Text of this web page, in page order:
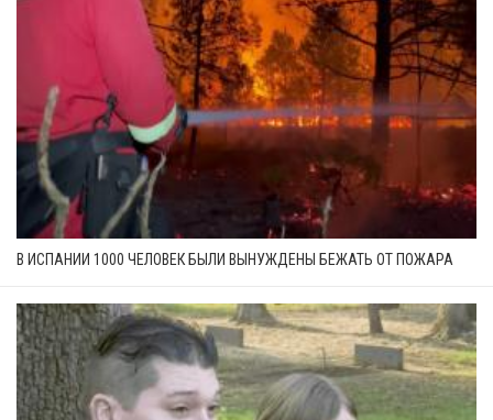
В ИСПАНИИ 1000 ЧЕЛОВЕК БЫЛИ ВЫНУЖДЕНЫ БЕЖАТЬ ОТ ПОЖАРА